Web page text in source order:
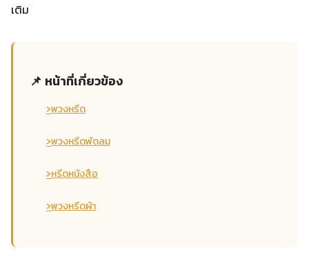
เติม
📌 หน้าที่เกี่ยวข้อง
›พวงหรีด
›พวงหรีดพัดลม
›หรีดหนังสือ
›พวงหรีดผ้า